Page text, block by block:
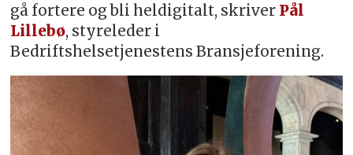
gå fortere og bli heldigitalt, skriver Pål
Lillebø, styreleder i
Bedriftshelsetjenestens Bransjeforening.